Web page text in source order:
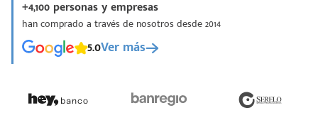
+4,100 personas y empresas
han comprado a través de nosotros desde 2014
5.0Ver más